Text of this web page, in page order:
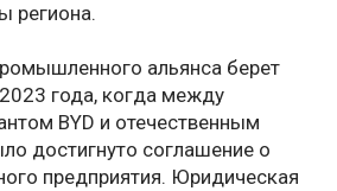
региона.
альянса берет
года, когда между
BYD и отечественным
достигнуто соглашение о
предприятия. Юридическая